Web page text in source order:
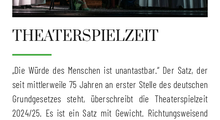
THEATERSPIELZEIT
„Die Würde des Menschen ist unantastbar.“ Der Satz, der
seit mittlerweile 75 Jahren an erster Stelle des deutschen
Grundgesetzes steht, überschreibt die Theaterspielzeit
2024/25. Es ist ein Satz mit Gewicht. Richtungsweisend